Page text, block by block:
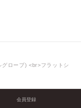
ローブ) <br>フラットシ
会員登録